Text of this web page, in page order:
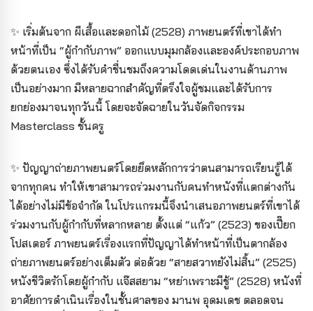
✨ เริ่มต้นจาก ผีเสื้อและดอกไม้ (2528) ภาพยนตร์ที่เขาได้ทำ
หน้าที่เป็น “ผู้กำกับภาพ” ออกแบบมุมกล้องและองค์ประกอบภาพ
ด้วยตนเอง ซึ่งได้รับคำชื่นชมถึงความโดดเด่นในงานด้านภาพ
เป็นอย่างมาก มีหลายฉากสำคัญที่ตรึงใจผู้ชมและได้รับการ
ยกย่องมาจนทุกวันนี้ โดยจะจัดฉายในวันจัดกิจกรรม
Masterclass ชั้นครู
✨ ปัญญาถ่ายภาพยนตร์โดยยึดหลักการว่าตนสามารถเรียนรู้ได้
จากทุกคน ทำให้เขาสามารถร่วมงานกับคนทำหนังที่แตกต่างกัน
ได้อย่างไม่มีข้อจำกัด ในโปรแกรมนี้จึงนำเสนอภาพยนตร์ที่เขาได้
ร่วมงานกับผู้กำกับที่หลากหลาย ตั้งแต่ “แก้ว” (2523) ของเปี๊ยก
โปสเตอร์ ภาพยนตร์เรื่องแรกที่ปัญญาได้ทำหน้าที่เป็นตากล้อง
ถ่ายภาพยนตร์อย่างเต็มตัว ต่อด้วย “สายสวาทยังไม่สิ้น” (2525)
หนังชีวิตรักโดยผู้กำกับ แจ๊สสยาม “หย่าเพราะมีชู้” (2528) หนังที่
อาศัยการดำเนินเรื่องในชั้นศาลของ มานพ อุดมเดช ตลอดจน